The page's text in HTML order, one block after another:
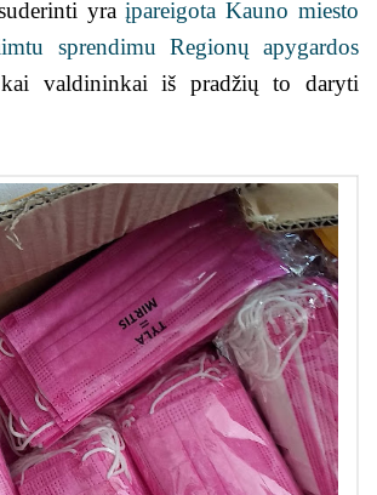
yraįpareigota Kauno miesto
sprendimu Regionų apygardos
valdininkai iš pradžių to daryti